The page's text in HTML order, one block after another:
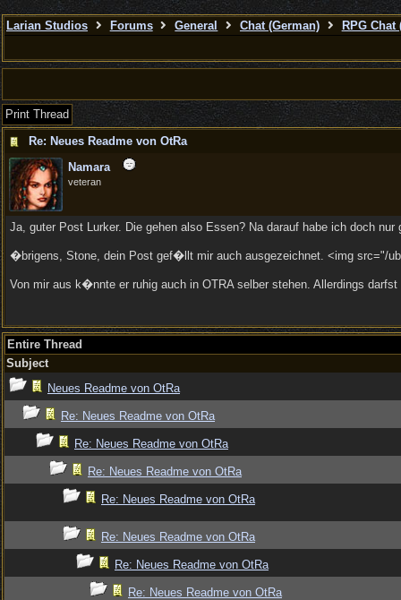
Larian Studios Forums General Chat (German) RPG Chat
Print Thread
Re: Neues Readme von OtRa
Namara
veteran
Ja, guter Post Lurker. Die gehen also Essen? Na darauf habe ich doch
�brigens, Stone, dein Post gef�llt mir auch ausgezeichnet. <img src="/
Von mir aus k�nnte er ruhig auch in OTRA selber stehen. Allerdings
Entire Thread
Subject
Neues Readme von OtRa
Re: Neues Readme von OtRa
Re: Neues Readme von OtRa
Re: Neues Readme von OtRa
Re: Neues Readme von OtRa
Re: Neues Readme von OtRa
Re: Neues Readme von OtRa
Re: Neues Readme von OtRa